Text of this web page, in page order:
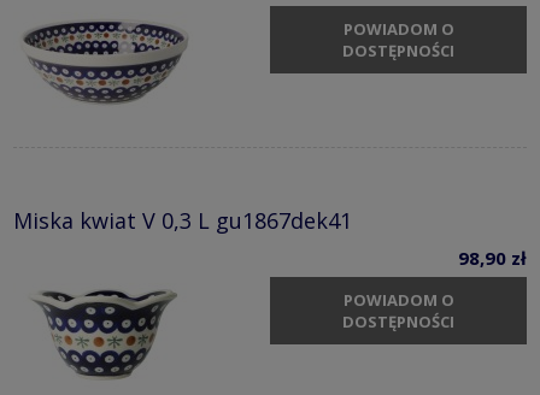
POWIADOM O
DOSTĘPNOŚCI
Miska kwiat V 0,3 L gu1867dek41
98,90 zł
POWIADOM O
DOSTĘPNOŚCI